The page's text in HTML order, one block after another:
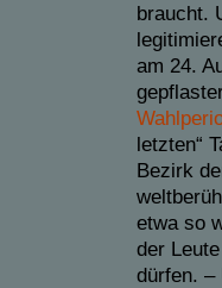
braucht.
am 24.
letzten“
Bezirk
etwa so
der
dürfen. –